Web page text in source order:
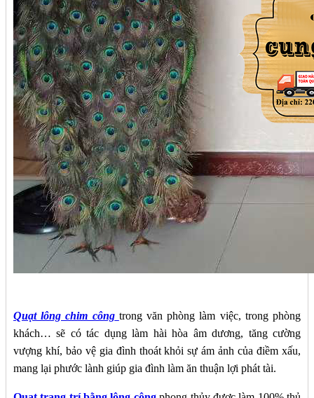
Quạt lông chim công trong văn phòng làm việc, trong phòng
khách… sẽ có tác dụng làm hài hòa âm dương, tăng cường
vượng khí, bảo vệ gia đình thoát khỏi sự ám ảnh của điềm xấu,
mang lại phước lành giúp gia đình làm ăn thuận lợi phát tài.